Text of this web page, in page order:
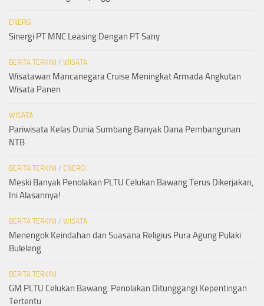
ENERGI
Sinergi PT MNC Leasing Dengan PT Sany
BERITA TERKINI / WISATA
Wisatawan Mancanegara Cruise Meningkat Armada Angkutan
Wisata Panen
WISATA
Pariwisata Kelas Dunia Sumbang Banyak Dana Pembangunan
NTB
BERITA TERKINI / ENERGI
Meski Banyak Penolakan PLTU Celukan Bawang Terus Dikerjakan,
Ini Alasannya!
BERITA TERKINI / WISATA
Menengok Keindahan dan Suasana Religius Pura Agung Pulaki
Buleleng
BERITA TERKINI
GM PLTU Celukan Bawang: Penolakan Ditunggangi Kepentingan
Tertentu